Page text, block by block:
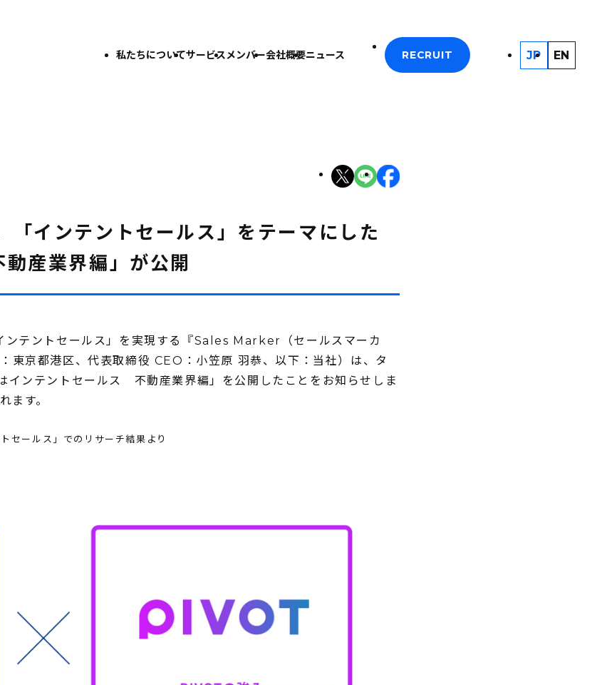
私たちについてサービスメンバー会社概要ニュース RECRUIT JP EN
「インテントセールス」をテーマにした
産業界編」が公開
テントセールス」を実現する『Sales Marker（セールスマーカ
京都港区、代表取締役 CEO：小笠原 羽恭、以下：当社）は、タ
インテントセールス 不動産業界編」を公開したことをお知らせしま
ます。
ールス」でのリサーチ結果より